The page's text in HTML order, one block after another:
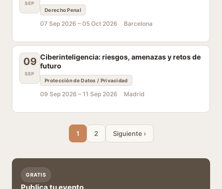
SEP
Derecho Penal
07 Sep 2026 – 05 Oct 2026 Barcelona
09
SEP
Ciberinteligencia: riesgos, amenazas y retos de
futuro
Protección de Datos / Privacidad
09 Sep 2026 – 11 Sep 2026 Madrid
1 2 Siguiente ›
GRATIS